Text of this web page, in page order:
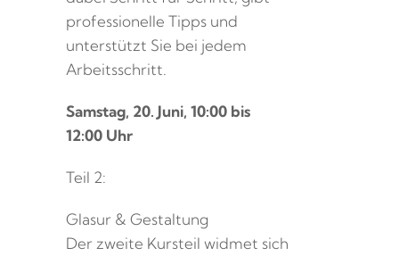
professionelle Tipps und
unterstützt Sie bei jedem
Arbeitsschritt.
Samstag, 20. Juni, 10:00 bis
12:00 Uhr
Teil 2:
Glasur & Gestaltung
Der zweite Kursteil widmet sich